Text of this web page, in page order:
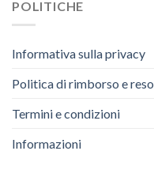
POLITICHE
Informativa sulla privacy
Politica di rimborso e reso
Termini e condizioni
Informazioni